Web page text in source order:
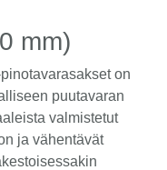
mm)
on
puutavaran
valmistetut
ja vähentävät